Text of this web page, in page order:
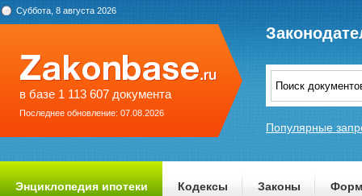
Суббота, 8 августа 2026
в базе 1 113 607 документа
Последнее обновление: 07.08.2026
Популярные
Энциклопедия ипотеки Кодексы Законы